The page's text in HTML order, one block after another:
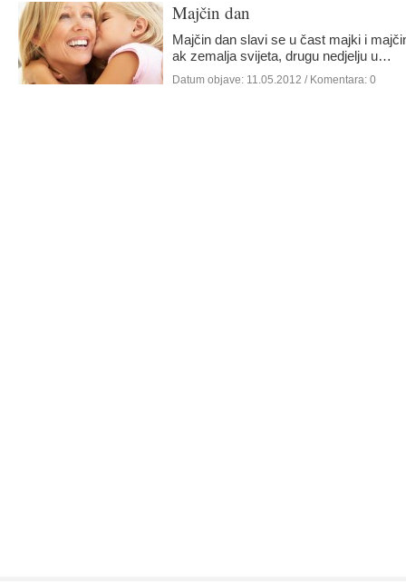
Majčin dan
Majčin dan slavi se u čast majki i
ak zemalja svijeta, drugu nedjelju u…
Datum objave: 11.05.2012 / Komentara: 0